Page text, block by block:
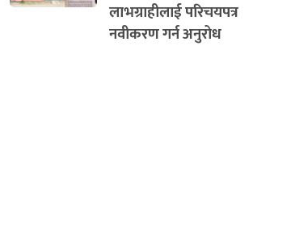
लाभग्राहीलाई परिचयपत्र
नवीकरण गर्न अनुरोध